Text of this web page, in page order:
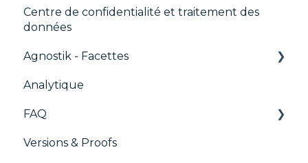
Analytics
Centre de confidentialité et traitement des
données
Agnostik - Facettes
Trackers
Analytique
FAQ
CMP / Configuration des tags
Versions & Proofs